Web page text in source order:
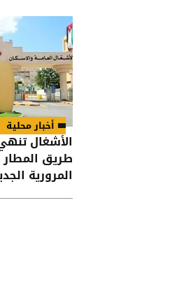
أخبار محلية
الأشغال
طريق المطار
المرورية